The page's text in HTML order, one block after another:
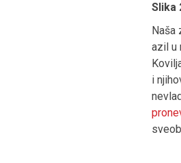
Slika
Naša
azil u
i